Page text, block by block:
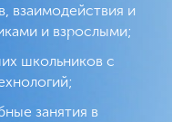
взаимодействия и
и взрослыми;
школьников с
занятия в